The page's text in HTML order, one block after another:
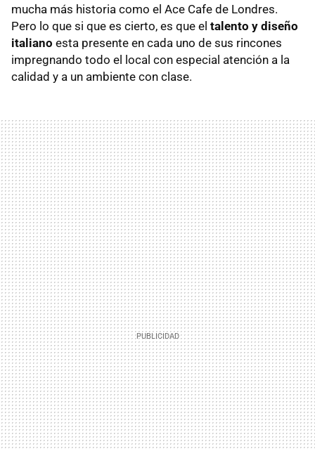
mucha más historia como el Ace Cafe de Londres.
Pero lo que si que es cierto, es que el talento y diseño
italiano esta presente en cada uno de sus rincones
impregnando todo el local con especial atención a la
calidad y a un ambiente con clase.